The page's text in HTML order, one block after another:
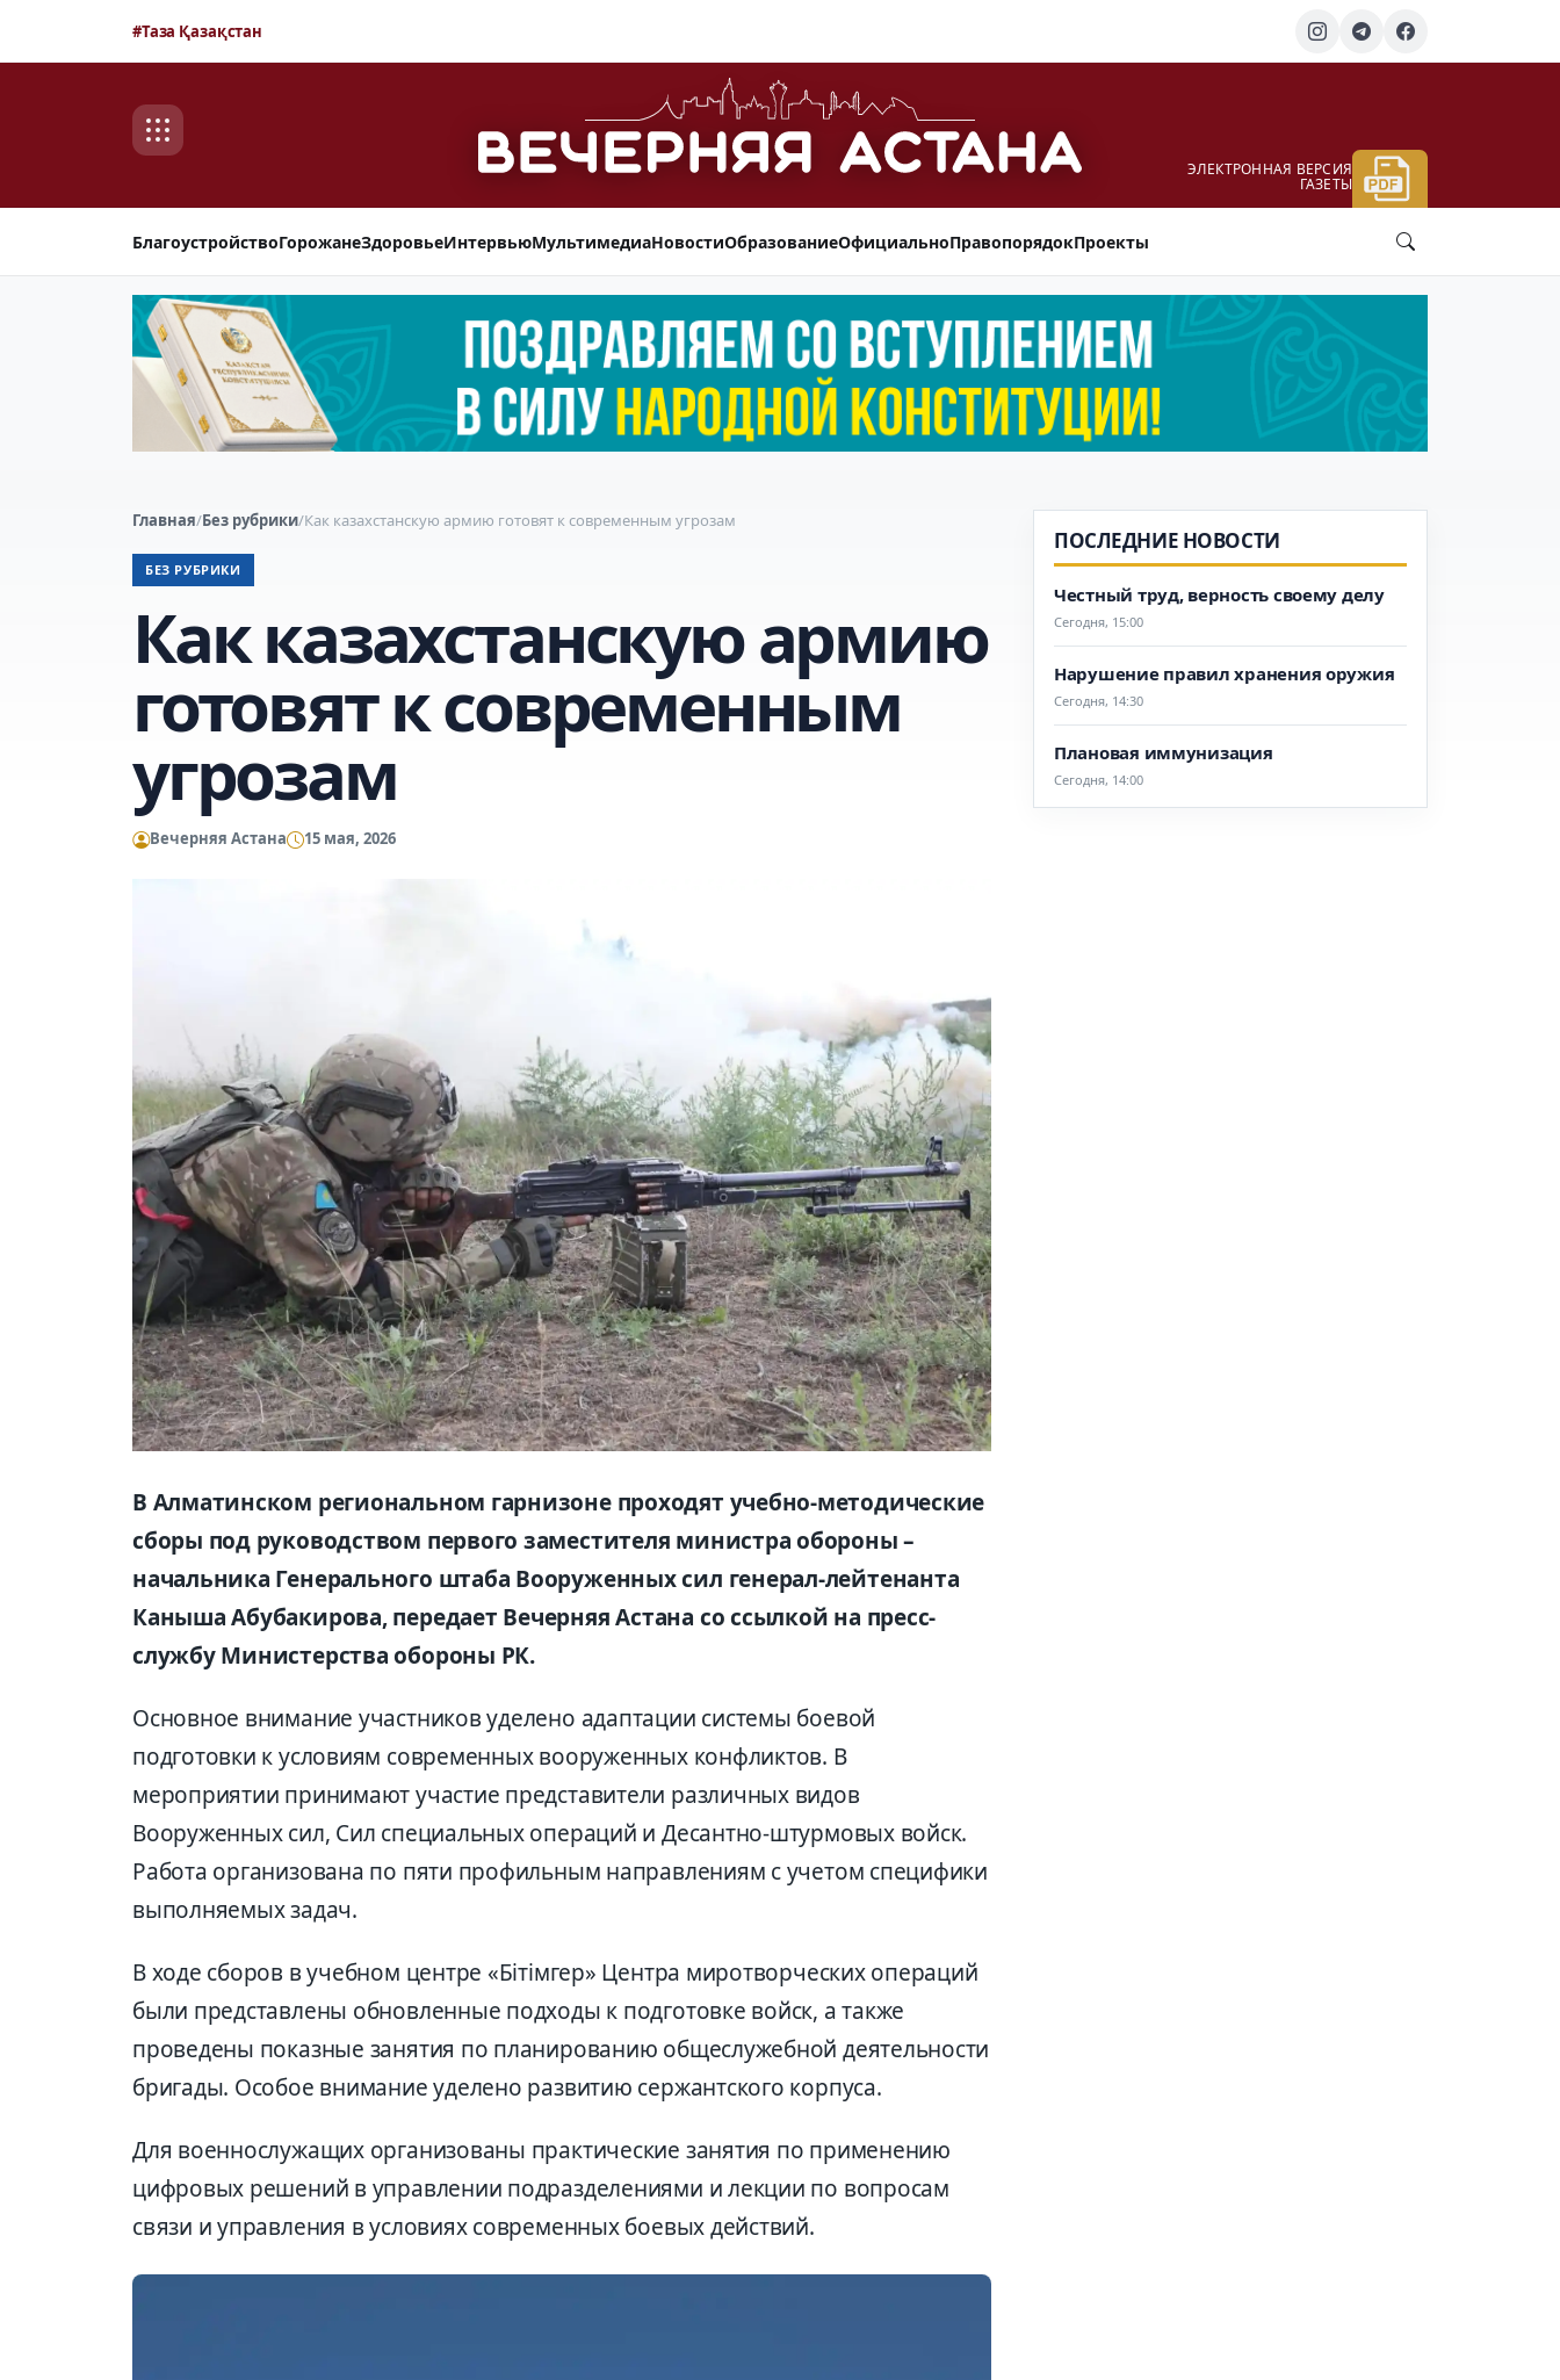
#Таза Қазақстан
ЭЛЕКТРОННАЯ ВЕРСИЯ
ГАЗЕТЫ
БлагоустройствоГорожанеЗдоровьеИнтервьюМультимедиаНовостиОбразованиеОфициальноПравопорядокПроекты
Главная/Без рубрики/Как казахстанскую армию готовят к современным угрозам
БЕЗ РУБРИКИ
Как казахстанскую армию
готовят к современным
угрозам
Вечерняя Астана 15 мая, 2026
В Алматинском региональном гарнизоне проходят учебно-методические
сборы под руководством первого заместителя министра обороны –
начальника Генерального штаба Вооруженных сил генерал-лейтенанта
Каныша Абубакирова, передает Вечерняя Астана со ссылкой на пресс-
службу Министерства обороны РК.
Основное внимание участников уделено адаптации системы боевой
подготовки к условиям современных вооруженных конфликтов. В
мероприятии принимают участие представители различных видов
Вооруженных сил, Сил специальных операций и Десантно-штурмовых войск.
Работа организована по пяти профильным направлениям с учетом специфики
выполняемых задач.
В ходе сборов в учебном центре «Бітімгер» Центра миротворческих операций
были представлены обновленные подходы к подготовке войск, а также
проведены показные занятия по планированию общеслужебной деятельности
бригады. Особое внимание уделено развитию сержантского корпуса.
Для военнослужащих организованы практические занятия по применению
цифровых решений в управлении подразделениями и лекции по вопросам
связи и управления в условиях современных боевых действий.
ПОСЛЕДНИЕ НОВОСТИ
Честный труд, верность своему делу
Сегодня, 15:00
Нарушение правил хранения оружия
Сегодня, 14:30
Плановая иммунизация
Сегодня, 14:00